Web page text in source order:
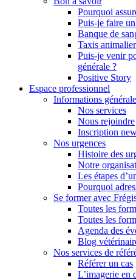
Pourquoi
Puis-je faire
Banque de
Taxis
Puis-je venir
générale ?
Positive Story
Espace professionnel
Informations
Nos services
Nous rejoindre
Inscription
Nos urgences
Histoire des
Notre
Les étapes
Pourquoi
Se former avec
Toutes les
Toutes les
Agenda des
Blog
Nos services de
Référer un cas
L’imagerie en